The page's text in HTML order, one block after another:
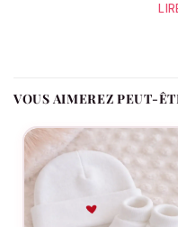
Des looks
Assortis Moi imagine des
famille. Le body « Frangine
versions « frangin », «
collections disponibles).
VOUS AIMEREZ PEUT-